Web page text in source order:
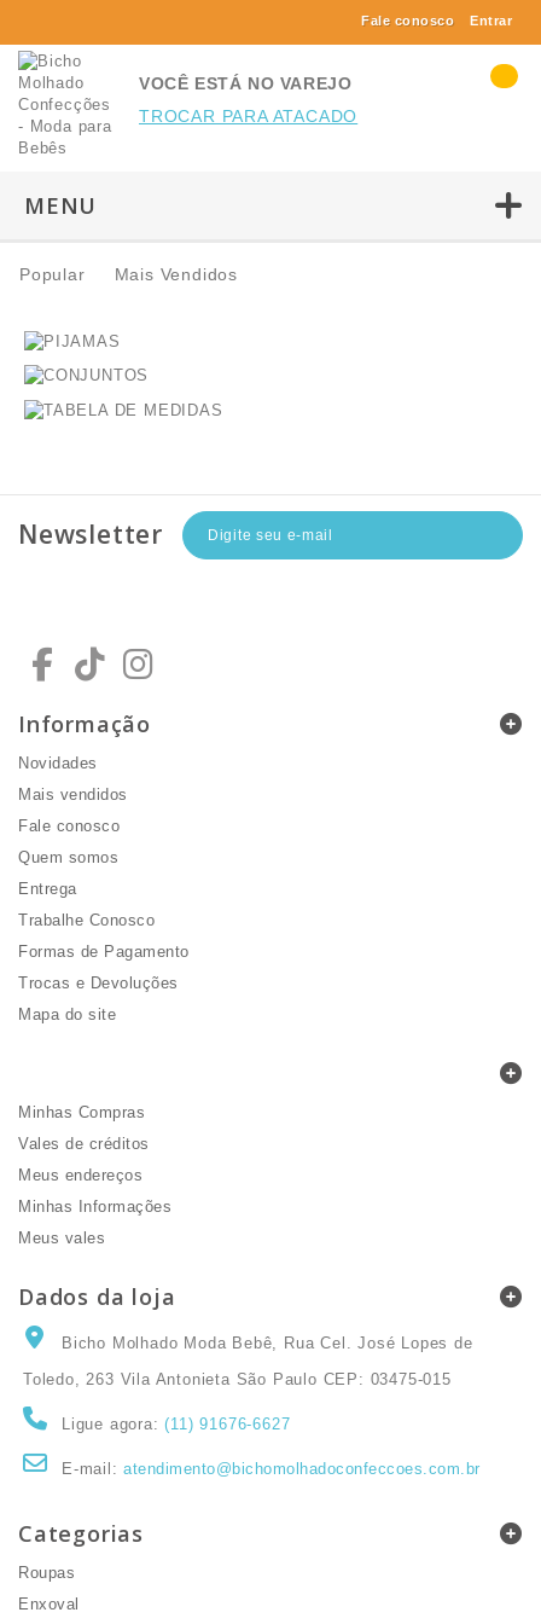
Entrar
Fale conosco
VOCÊ ESTÁ NO VAREJO
TROCAR PARA ATACADO
MENU
Popular Mais Vendidos
Newsletter
Informação
Novidades
Mais vendidos
Fale conosco
Quem somos
Entrega
Trabalhe Conosco
Formas de Pagamento
Trocas e Devoluções
Mapa do site
Minhas Compras
Vales de créditos
Meus endereços
Minhas Informações
Meus vales
Dados da loja
Bicho Molhado Moda Bebê, Rua Cel. José Lopes de
Toledo, 263 Vila Antonieta São Paulo CEP: 03475-015
Ligue agora:(11) 91676-6627
E-mail:atendimento@bichomolhadoconfeccoes.com.br
Categorias
Roupas
Enxoval